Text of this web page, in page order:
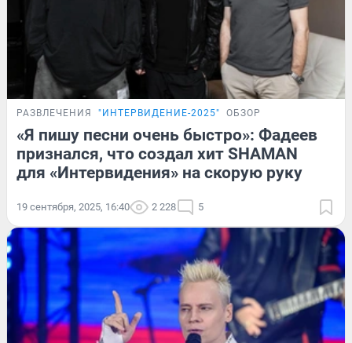
РАЗВЛЕЧЕНИЯ "ИНТЕРВИДЕНИЕ-2025" ОБЗОР
«Я пишу песни очень быстро»: Фадеев
признался, что создал хит SHAMAN
для «Интервидения» на скорую руку
19 сентября, 2025, 16:40 2 228 5